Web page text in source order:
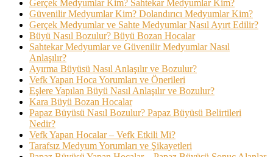
Gerçek Medyumlar Kim? Sahtekar Medyumlar Kim?
Güvenilir Medyumlar Kim? Dolandırıcı Medyumlar Kim?
Gerçek Medyumlar ve Sahte Medyumlar Nasıl Ayırt Edilir?
Büyü Nasıl Bozulur? Büyü Bozan Hocalar
Sahtekar Medyumlar ve Güvenilir Medyumlar Nasıl
Anlaşılır?
Ayırma Büyüsü Nasıl Anlaşılır ve Bozulur?
Vefk Yapan Hoca Yorumları ve Önerileri
Eşlere Yapılan Büyü Nasıl Anlaşılır ve Bozulur?
Kara Büyü Bozan Hocalar
Papaz Büyüsü Nasıl Bozulur? Papaz Büyüsü Belirtileri
Nedir?
Vefk Yapan Hocalar – Vefk Etkili Mi?
Tarafsız Medyum Yorumları ve Şikayetleri